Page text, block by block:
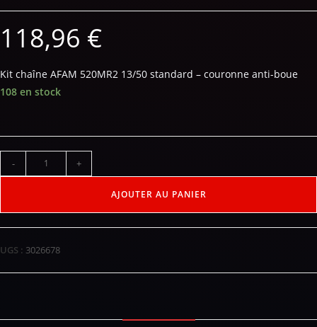
118,96 €
Kit chaîne AFAM 520MR2 13/50 standard – couronne anti-boue
108 en stock
- +
AJOUTER AU PANIER
UGS : 3026678